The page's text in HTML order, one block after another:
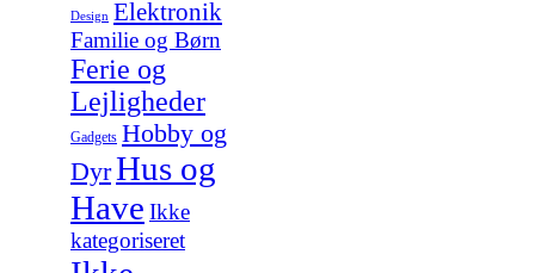
Design Elektronik
Familie og Børn
Ferie og
Lejligheder
Gadgets Hobby og
DyrHus og
Have Ikke
kategoriseret